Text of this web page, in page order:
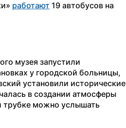
работают 19 автобусов на
музея запустили
у городской больницы,
установили исторические
в создании атмосферы
трубке можно услышать